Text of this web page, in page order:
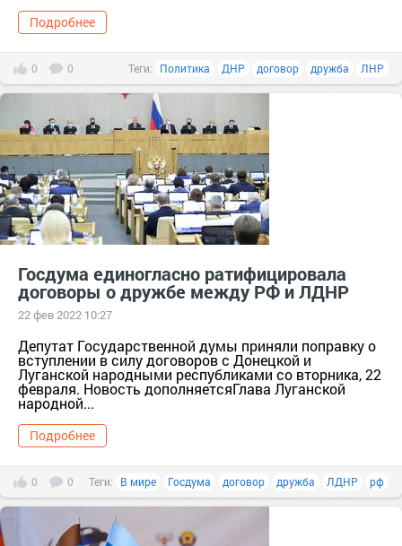
Подробнее
0 0 Теги: Политика ДНР договор дружба ЛНР
Госдума единогласно ратифицировала
договоры о дружбе между РФ и ЛДНР
22 фев 2022 10:27
Депутат Государственной думы приняли поправку о
вступлении в силу договоров с Донецкой и
Луганской народными республиками со вторника, 22
февраля. Новость дополняетсяГлава Луганской
народной...
Подробнее
0 0 Теги: В мире Госдума договор дружба ЛДНР рф